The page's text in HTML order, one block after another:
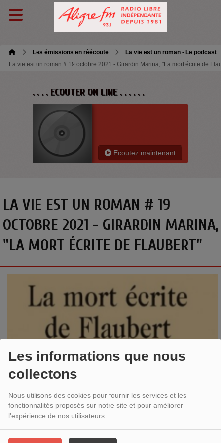
Les informations que nous
collectons
Nous utilisons des cookies pour fournir les services et les
fonctionnalités proposés sur notre site et pour améliorer
l'expérience de nos utilisateurs.
Les émissions en réécoute
La vie est un roman - Le podcast
La vie est un roman # 19 octobre 2021 - Girardin Marina, "La mort écrite de
. . . . ECOUTER ON LINE . . . . . .
Ecoutez maintenant
LA VIE EST UN ROMAN # 19
OCTOBRE 2021 - GIRARDIN MARINA,
"LA MORT ÉCRITE DE FLAUBERT"
La mort écrite de Flaubert. Nécrologies